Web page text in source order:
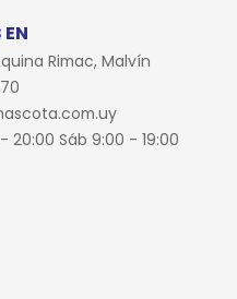
Rimac, Malvín
20:00 Sáb 9:00 - 19:00